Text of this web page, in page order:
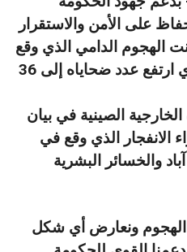
على الأمن والاستقرار
الهجوم الدامي الذي وقع
في مسجد بإسلام آباد والذي ارتفع عدد ضحاياه إلى 36
الصينية في بيان
الانفجار الذي وقع في
والخسائر البشرية
الهجوم ونعارض أي شكل